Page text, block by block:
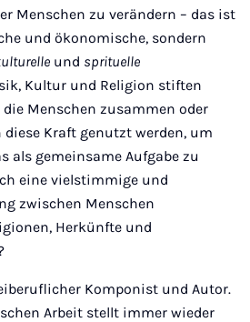
Menschen zu verändern – das ist
und ökonomische, sondern
und sprituelle
Kultur und Religion stiften
Menschen zusammen oder
Kraft genutzt werden, um
als gemeinsame Aufgabe zu
eine vielstimmige und
zwischen Menschen
Herkünfte und
Komponist und Autor.
Arbeit stellt immer wieder